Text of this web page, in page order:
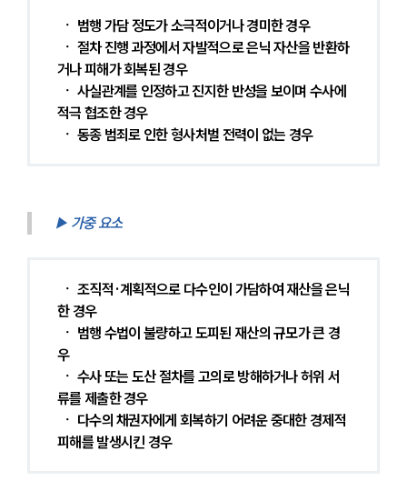
ㆍ 범행 가담 정도가 소극적이거나 경미한 경우
거나 피해가 회복된 경우
적극 협조한 경우
ㆍ 동종 범죄로 인한 형사처벌 전력이 없는 경우
▶ 가중 요소
한 경우
우
류를 제출한 경우
피해를 발생시킨 경우